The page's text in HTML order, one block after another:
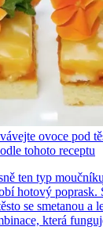
ovoce pod
tohoto receptu
ten typ
hotový poprask.
se smetanou a
která